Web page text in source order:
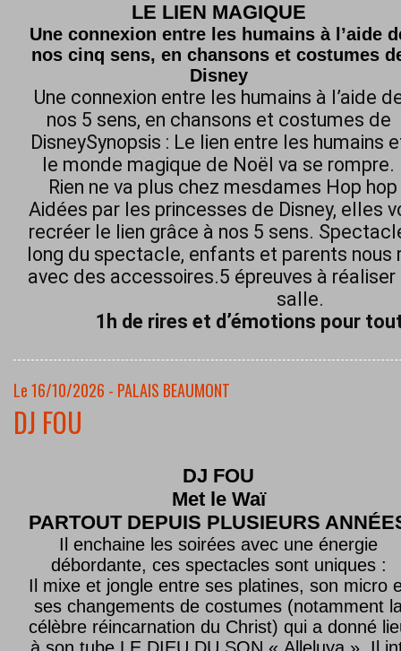
LE LIEN MAGIQUE
Une connexion entre les humains à l’aide
nos cinq sens, en chansons et costumes
Disney
Une connexion entre les humains à l’aide
nos 5 sens, en chansons et costumes de
DisneySynopsis : Le lien entre les humains
le monde magique de Noël va se rompre.
Rien ne va plus chez mesdames Hop
Aidées par les princesses de Disney, elles
recréer le lien grâce à nos 5 sens.
long du spectacle, enfants et parents nous
avec des accessoires.5 épreuves à
salle.
1h de rires et d’émotions pour
Le 16/10/2026 - PALAIS BEAUMONT
DJ FOU
DJ FOU
Met le Waï
PARTOUT DEPUIS PLUSIEURS
Il enchaine les soirées avec une énergie
débordante, ces spectacles sont uniques :
Il mixe et jongle entre ses platines, son micro
ses changements de costumes (notamment
célèbre réincarnation du Christ) qui a donné